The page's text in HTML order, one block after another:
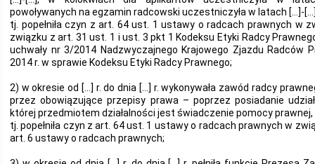
powoływanych na egzamin radcowski uczestniczyła w latach […]-
tj. popełniła czyn z art. 64 ust. 1 ustawy o radcach prawnych w
związku z art. 31 ust. 1 i ust. 3 pkt 1 Kodeksu Etyki Radcy
uchwały nr 3/2014 Nadzwyczajnego Krajowego Zjazdu Radców
2014 r. w sprawie Kodeksu Etyki Radcy Prawnego;
2) w okresie od […] r. do dnia […] r. wykonywała zawód radcy
przez obowiązujące przepisy prawa – poprzez posiadanie
której przedmiotem działalności jest świadczenie pomocy prawnej,
tj. popełniła czyn z art. 64 ust. 1 ustawy o radcach prawnych w
art. 6 ustawy o radcach prawnych;